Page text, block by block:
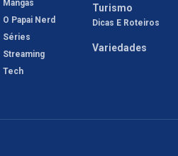
Mangás
O Papai Nerd
Séries
Streaming
Tech
Turismo
Dicas E Roteiros
Variedades